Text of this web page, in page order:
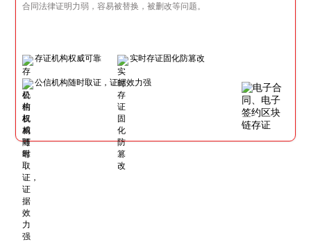
合同法律证明力弱，容易被替换，被删改等问题。
存证机构权威可靠 实时存证固化防篡改
公信机构随时取证，证据效力强